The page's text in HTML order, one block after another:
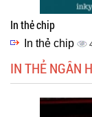
In thẻ chip
In thẻ chip
IN THẺ NGÂN